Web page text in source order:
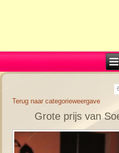
Terug naar categorieweergave
Grote prijs van